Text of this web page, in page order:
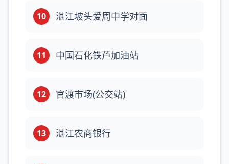
10 湛江坡头爱周中学对面
11 中国石化铁芦加油站
12 官渡市场(公交站)
13 湛江农商银行